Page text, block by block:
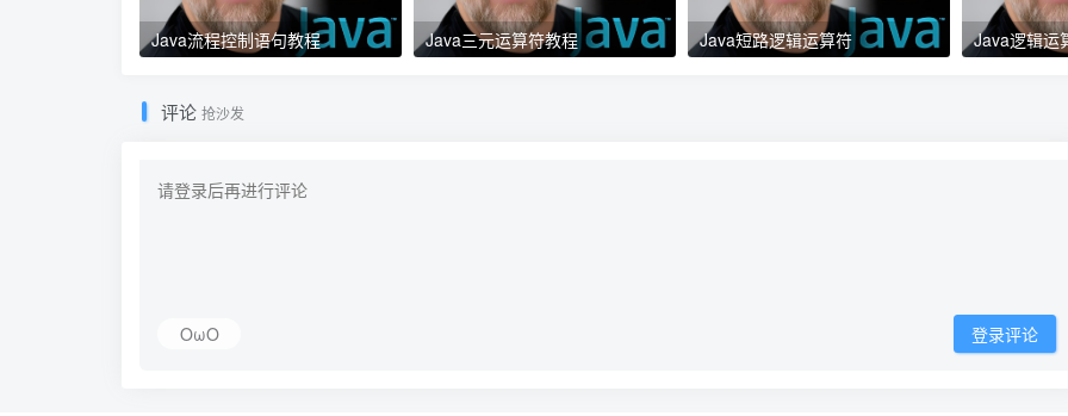
Java流程控制语句教程 Java三元运算符教程 Java短路逻辑运算符 Java逻辑运
评论 抢沙发
OωO 登录评论